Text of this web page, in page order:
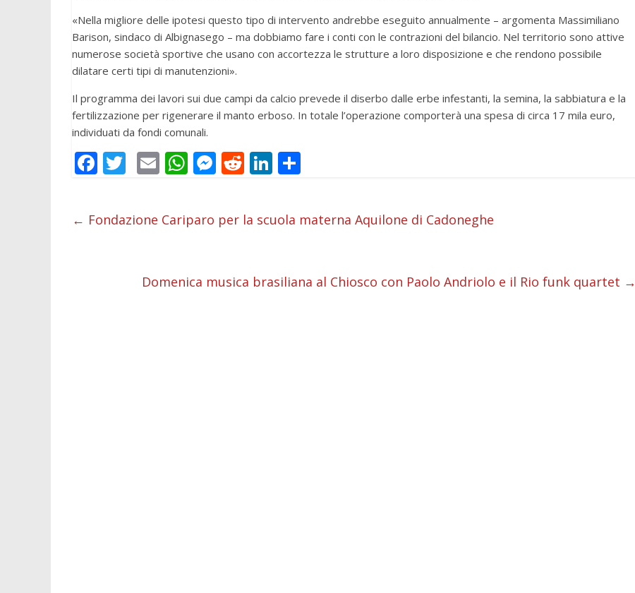
«Nella migliore delle ipotesi questo tipo di intervento andrebbe eseguito annualmente – argomenta Massimiliano
Barison, sindaco di Albignasego – ma dobbiamo fare i conti con le contrazioni del bilancio. Nel territorio sono attive
numerose società sportive che usano con accortezza le strutture a loro disposizione e che rendono possibile
dilatare certi tipi di manutenzioni».
Il programma dei lavori sui due campi da calcio prevede il diserbo dalle erbe infestanti, la semina, la sabbiatura e la
fertilizzazione per rigenerare il manto erboso. In totale l’operazione comporterà una spesa di circa 17 mila euro,
individuati da fondi comunali.
F
b
T
itt
er
E
ai
l
W
s
p
M
e
g
R
d
di
Li
e
n
di
di
← Fondazione Cariparo per la scuola materna Aquilone di Cadoneghe
Domenica musica brasiliana al Chiosco con Paolo Andriolo e il Rio funk quartet →